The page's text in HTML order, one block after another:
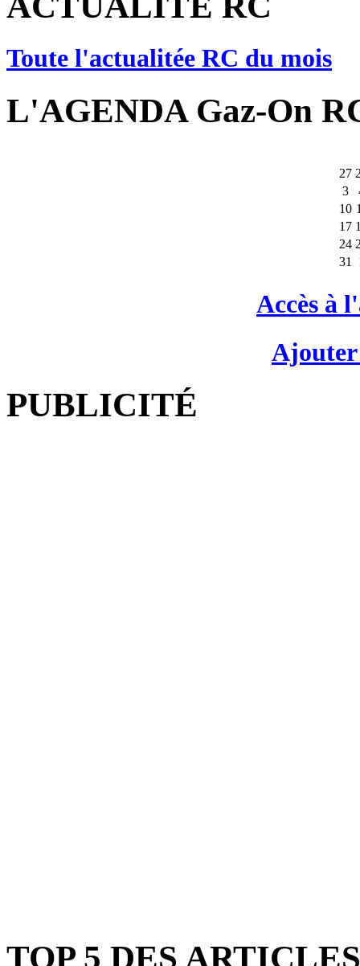
Toute l'actualitée RC du mois
L'AGENDA Gaz-On
27
3
10
17
24
31
Accès à
Ajouter
PUBLICITÉ
TOP 5 DES ARTICLES